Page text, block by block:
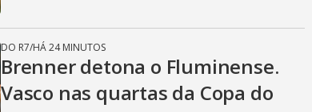
DO R7/HÁ 24 MINUTOS
Brenner detona o Fluminense.
Vasco nas quartas da Copa do